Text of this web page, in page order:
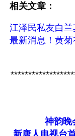
相关文章：
江泽民私友白
最新消息！黄菊
神韵晚
新唐人电视台